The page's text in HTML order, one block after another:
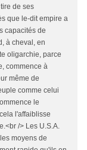
de ses
que le-dit empire a
capacités de
à cheval, en
oligarchie, parce
commence à
même de
comme celui
le
l'affaiblisse
/> Les U.S.A.
moyens de